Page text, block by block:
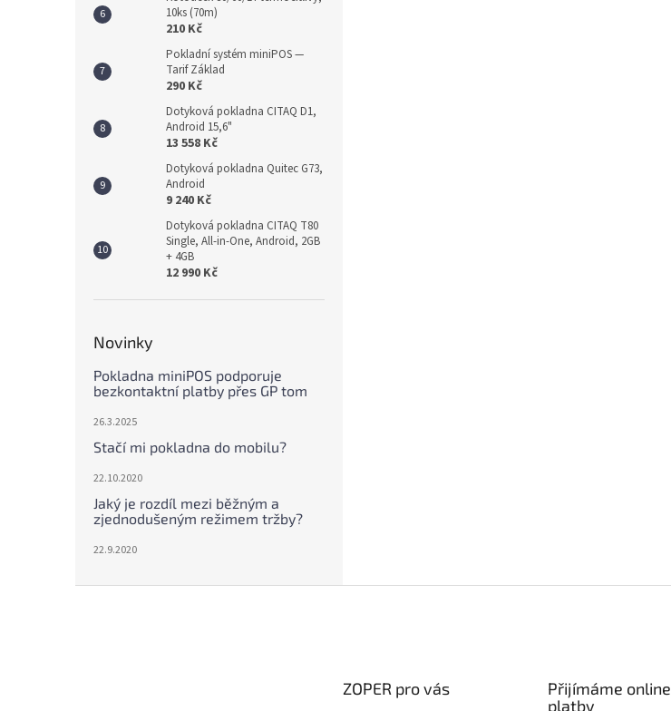
10ks (70m)
210 Kč
Pokladní systém miniPOS —
Tarif Základ
290 Kč
Dotyková pokladna CITAQ D1,
Android 15,6"
13 558 Kč
Dotyková pokladna Quitec G73,
Android
9 240 Kč
Dotyková pokladna CITAQ T80
Single, All-in-One, Android, 2GB
+ 4GB
12 990 Kč
Novinky
Pokladna miniPOS podporuje
bezkontaktní platby přes GP tom
26.3.2025
Stačí mi pokladna do mobilu?
22.10.2020
Jaký je rozdíl mezi běžným a
zjednodušeným režimem tržby?
22.9.2020
ZOPER pro vás
Přijímáme online
platby